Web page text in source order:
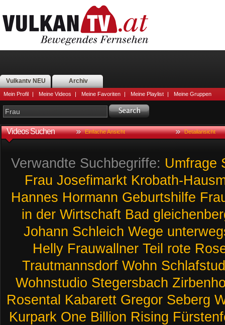
Vulkantv NEU Archiv
Mein Profil | Meine Videos | Meine Favoriten | Meine Playlist | Meine Gruppen
Videos Suchen Einfache Ansicht Detailansicht
Verwandte Suchbegriffe: Umfrage
Frau Josefimarkt Krobath-
Hannes Hormann Geburtshilfe
in der Wirtschaft Bad
Johann Schleich Wege
Helly Frauwallner Teil rote
Trautmannsdorf Wohn
Wohnstudio Stegersbach
Rosental Kabarett Gregor Seberg
Kurpark One Billion Rising